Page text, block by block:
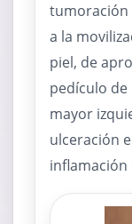
tumoración
a la
piel, de
pedículo de
mayor
ulceración
inflamación